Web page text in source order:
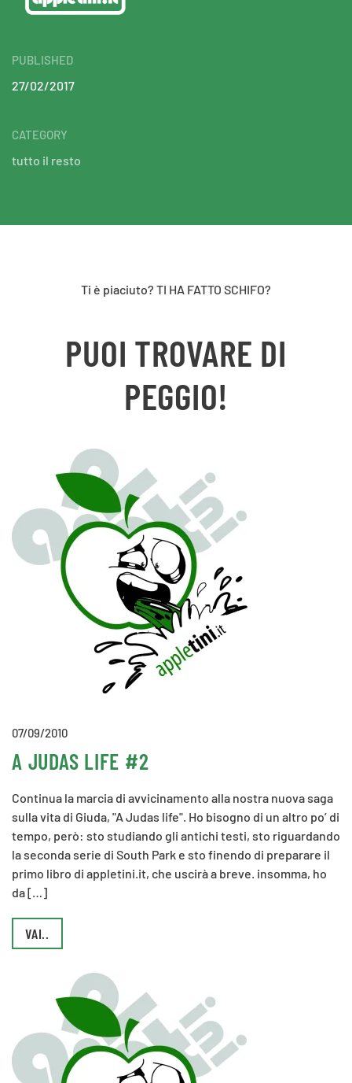
PUBLISHED
27/02/2017
CATEGORY
tutto il resto
Ti è piaciuto? TI HA FATTO SCHIFO?
PUOI TROVARE DI
PEGGIO!
07/09/2010
A JUDAS LIFE #2
Continua la marcia di avvicinamento alla nostra nuova saga
sulla vita di Giuda, "A Judas life". Ho bisogno di un altro po’ di
tempo, però: sto studiando gli antichi testi, sto riguardando
la seconda serie di South Park e sto finendo di preparare il
primo libro di appletini.it, che uscirà a breve. insomma, ho
da […]
VAI..